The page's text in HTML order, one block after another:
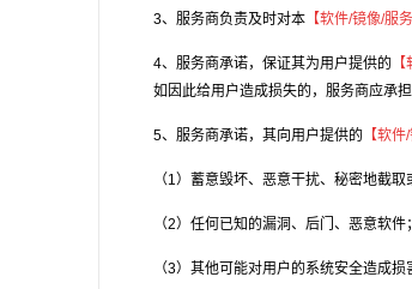
3、服务商负责及时对本 【软件/镜像/服务
4、服务商承诺，保证其为用户提供的
如因此给用户造成损失的，服务商应承担
5、服务商承诺，其向用户提供的 【软件
（1）蓄意毁坏、恶意干扰、秘密地截
（2）任何已知的漏洞、后门、恶意软件；
（3）其他可能对用户的系统安全造成损